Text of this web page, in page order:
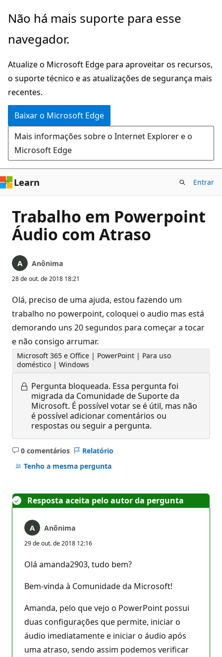
Pular
o
principal
Não há mais suporte para esse
navegador.
Atualize o Microsoft Edge para aproveitar os recursos,
o suporte técnico e as atualizações de segurança mais
recentes.
Baixar o Microsoft Edge
Mais informações sobre o Internet Explorer e o
Microsoft Edge
Learn Entrar
Trabalho em Powerpoint
Áudio com Atraso
Anônima
28 de out. de 2018 18:21
Olá, preciso de uma ajuda, estou fazendo um
trabalho no powerpoint, coloquei o audio mas está
demorando uns 20 segundos para começar a tocar
e não consigo arrumar.
Microsoft 365 e Office | PowerPoint | Para uso
doméstico | Windows
Pergunta bloqueada. Essa pergunta foi
migrada da Comunidade de Suporte da
Microsoft. É possível votar se é útil, mas não
é possível adicionar comentários ou
respostas ou seguir a pergunta.
0 comentários
Sem
comentários
Relatório
Tenho a mesma pergunta
Resposta aceita pelo autor da pergunta
Anônima
29 de out. de 2018 12:16
Olá amanda2903, tudo bem?
Bem-vinda à Comunidade da Microsoft!
Amanda, pelo que vejo o PowerPoint possui
duas configurações que permite, iniciar o
áudio imediatamente e iniciar o áudio após
uma atraso, sendo assim podemos verificar